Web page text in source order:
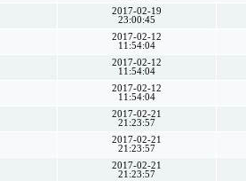
2017-02-19
23:00:45
2017-02-12
11:54:04
2017-02-12
11:54:04
2017-02-12
11:54:04
2017-02-21
21:23:57
2017-02-21
21:23:57
2017-02-21
21:23:57